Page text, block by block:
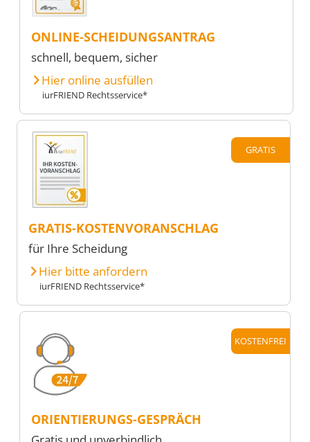
ONLINE-SCHEIDUNGSANTRAG
schnell, bequem, sicher
Hier online ausfüllen
iurFRIEND Rechtsservice*
GRATIS
GRATIS-KOSTENVORANSCHLAG
für Ihre Scheidung
Hier bitte anfordern
iurFRIEND Rechtsservice*
KOSTENFREI
ORIENTIERUNGS-GESPRÄCH